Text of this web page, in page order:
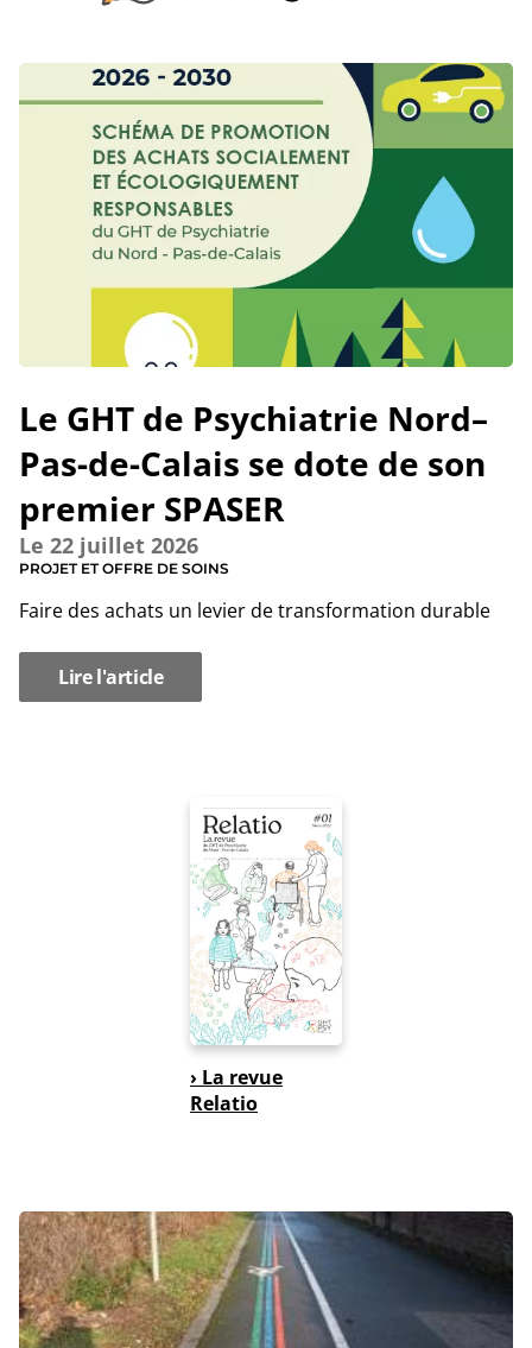
Le GHT de Psychiatrie Nord–
Pas-de-Calais se dote de son
premier SPASER
Le 22 juillet 2026
PROJET ET OFFRE DE SOINS
Faire des achats un levier de transformation durable
Lire l'article
› La revue
Relatio